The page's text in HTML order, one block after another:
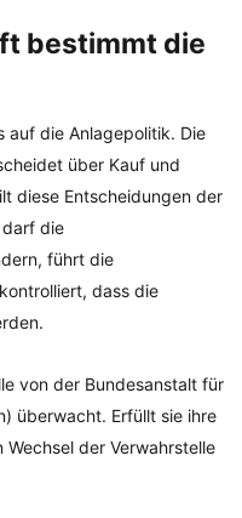
bestimmt die
auf die Anlagepolitik. Die
über Kauf und
diese Entscheidungen der
darf die
führt die
dass die
von der Bundesanstalt für
überwacht. Erfüllt sie ihre
der Verwahrstelle